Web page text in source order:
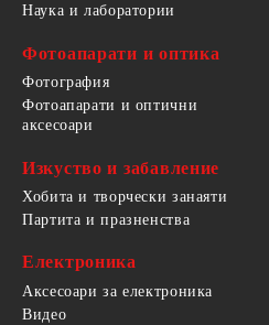
Наука и лаборатории
Фотоапарати и оптика
Фотография
Фотоапарати и оптични
аксесоари
Изкуство и забавление
Хобита и творчески занаяти
Партита и празненства
Електроника
Аксесоари за електроника
Видео